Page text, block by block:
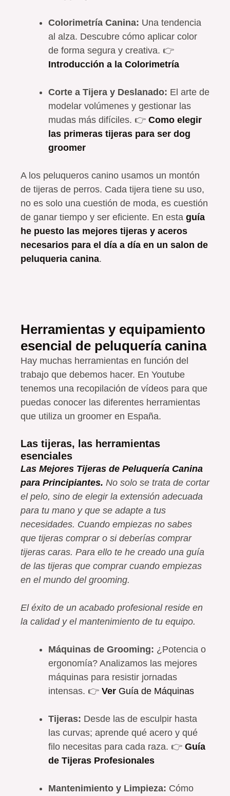
Colorimetría Canina: Una tendencia
al alza. Descubre cómo aplicar color
de forma segura y creativa. 👉
Introducción a la Colorimetría
Corte a Tijera y Deslanado: El arte de
modelar volúmenes y gestionar las
mudas más difíciles. 👉 Como elegir
las primeras tijeras para ser dog
groomer
A los peluqueros canino usamos un montón
de tijeras de perros. Cada tijera tiene su uso,
no es solo una cuestión de moda, es cuestión
de ganar tiempo y ser eficiente. En esta guía
he puesto las mejores tijeras y aceros
necesarios para el día a día en un salon de
peluqueria canina.
Herramientas y equipamiento
esencial de peluquería canina
Hay muchas herramientas en función del
trabajo que debemos hacer. En Youtube
tenemos una recopilación de vídeos para que
puedas conocer las diferentes herramientas
que utiliza un groomer en España.
Las tijeras, las herramientas
esenciales
Las Mejores Tijeras de Peluquería Canina
para Principiantes. No solo se trata de cortar
el pelo, sino de elegir la extensión adecuada
para tu mano y que se adapte a tus
necesidades. Cuando empiezas no sabes
que tijeras comprar o si deberías comprar
tijeras caras. Para ello te he creado una guía
de las tijeras que comprar cuando empiezas
en el mundo del grooming.
El éxito de un acabado profesional reside en
la calidad y el mantenimiento de tu equipo.
Máquinas de Grooming: ¿Potencia o
ergonomía? Analizamos las mejores
máquinas para resistir jornadas
intensas. 👉 Ver Guía de Máquinas
Tijeras: Desde las de esculpir hasta
las curvas; aprende qué acero y qué
filo necesitas para cada raza. 👉 Guía
de Tijeras Profesionales
Mantenimiento y Limpieza: Cómo